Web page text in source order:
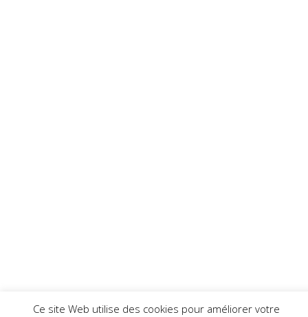
Ce site Web utilise des cookies pour améliorer votre